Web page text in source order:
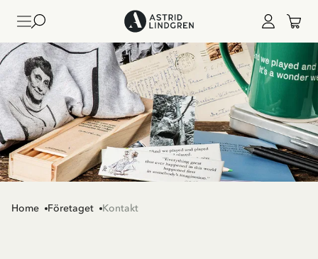
Home Företaget Kontakt